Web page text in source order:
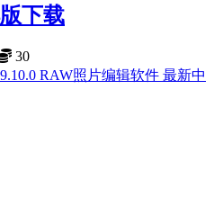
下载
30